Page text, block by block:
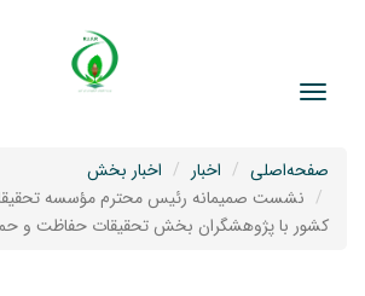
صفحه‌اصلی اخبار
اخبار بخش
نشست صمیمانه رئیس محترم مؤسسه
کشور با پژوهشگران بخش تحقیقات حفاظت و